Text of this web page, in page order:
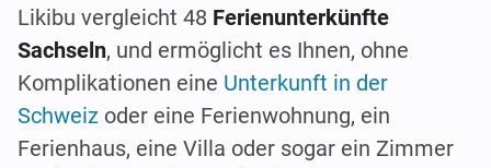
Likibu vergleicht 48 Ferienunterkünfte
Sachseln, und ermöglicht es Ihnen, ohne
Komplikationen eine Unterkunft in der
Schweiz oder eine Ferienwohnung, ein
Ferienhaus, eine Villa oder sogar ein Zimmer